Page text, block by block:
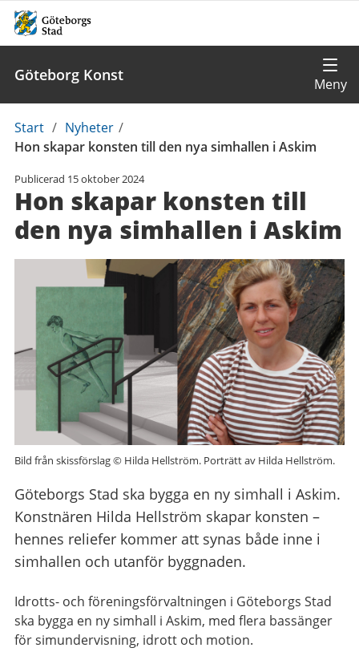
Göteborg Konst
Du
är
Start / Nyheter /
Hon skapar konsten till den nya simhallen i Askim
Publicerad 15 oktober 2024
Hon skapar konsten till
den nya simhallen i Askim
Bild från skissförslag © Hilda Hellström. Porträtt av Hilda Hellström.
Göteborgs Stad ska bygga en ny simhall i Askim.
Konstnären Hilda Hellström skapar konsten –
hennes reliefer kommer att synas både inne i
simhallen och utanför byggnaden.
Idrotts- och föreningsförvaltningen i Göteborgs Stad
ska bygga en ny simhall i Askim, med flera bassänger
för simundervisning, idrott och motion.